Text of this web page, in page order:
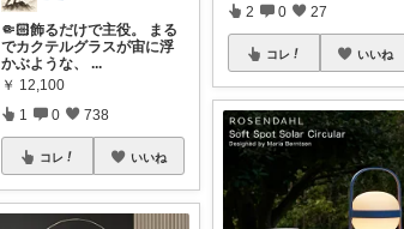
🤏🏻飾るだけで主役。 まる
でカクテルグラスが宙に浮
かぶような、
...
￥ 12,100
1 0 738
コレ いいね
2 0 27
コレ いいね